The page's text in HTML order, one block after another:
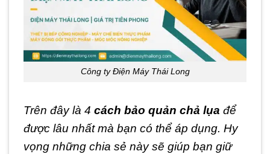
Công ty Điện Máy Thái Long
Trên đây là 4 cách bảo quản chả lụa để
được lâu nhất mà bạn có thể áp dụng. Hy
vọng những chia sẻ này sẽ giúp bạn giữ